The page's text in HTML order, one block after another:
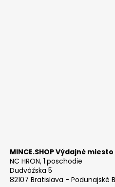
MINCE.SHOP Výdajné
NC HRON, 1.poschodie
Dudvážska 5
82107 Bratislava - Podunajské